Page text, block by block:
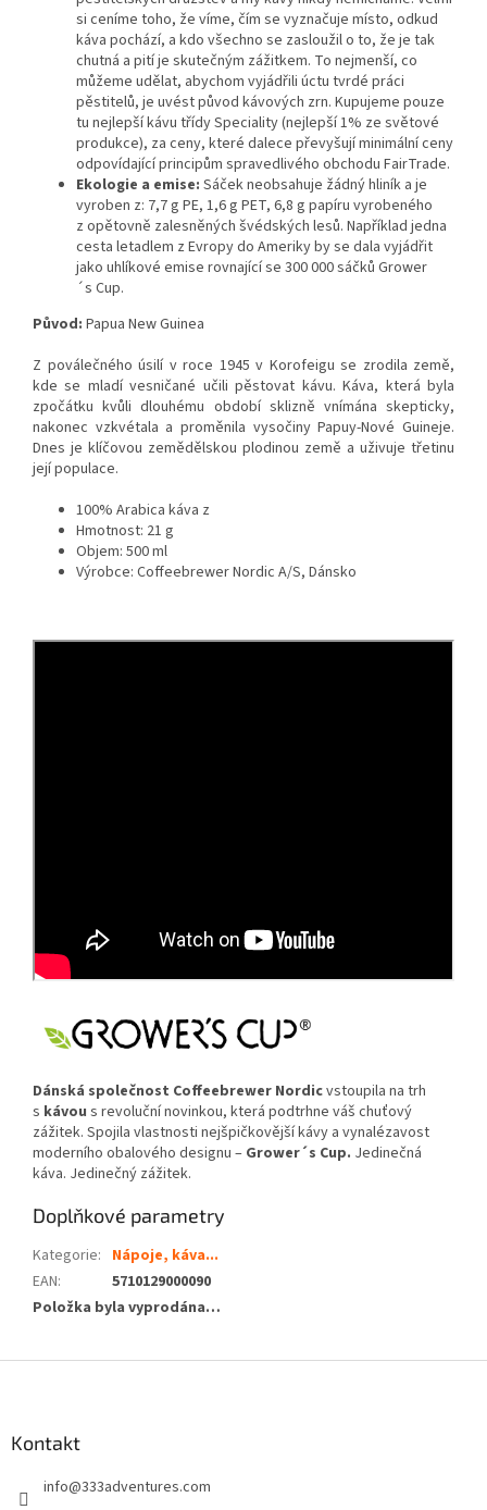
si ceníme toho, že víme, čím se vyznačuje místo, odkud
káva pochází, a kdo všechno se zasloužil o to, že je tak
chutná a pití je skutečným zážitkem. To nejmenší, co
můžeme udělat, abychom vyjádřili úctu tvrdé práci
pěstitelů, je uvést původ kávových zrn. Kupujeme pouze
tu nejlepší kávu třídy Speciality (nejlepší 1% ze světové
produkce), za ceny, které dalece převyšují minimální ceny
odpovídající principům spravedlivého obchodu FairTrade.
Ekologie a emise: Sáček neobsahuje žádný hliník a je
vyroben z: 7,7 g PE, 1,6 g PET, 6,8 g papíru vyrobeného
z opětovně zalesněných švédských lesů. Například jedna
cesta letadlem z Evropy do Ameriky by se dala vyjádřit
jako uhlíkové emise rovnající se 300 000 sáčků Grower
´s Cup.
Původ: Papua New Guinea
Z poválečného úsilí v roce 1945 v Korofeigu se zrodila země,
kde se mladí vesničané učili pěstovat kávu. Káva, která byla
zpočátku kvůli dlouhému období sklizně vnímána skepticky,
nakonec vzkvétala a proměnila vysočiny Papuy-Nové Guineje.
Dnes je klíčovou zemědělskou plodinou země a uživuje třetinu
její populace.
100% Arabica káva z
Hmotnost: 21 g
Objem: 500 ml
Výrobce: Coffeebrewer Nordic A/S, Dánsko
Dánská společnost Coffeebrewer Nordicvstoupila na trh
s kávou s revoluční novinkou, která podtrhne váš chuťový
zážitek. Spojila vlastnosti nejšpičkovější kávy a vynalézavost
moderního obalového designu – Grower´s Cup. Jedinečná
káva. Jedinečný zážitek.
Doplňkové parametry
Kategorie: Nápoje, káva...
EAN:
5710129000090
Položka byla vyprodána…
Kontakt
info@333adventures.com